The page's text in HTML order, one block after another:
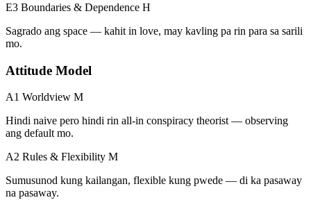
E3 Boundaries & Dependence H
Sagrado ang space — kahit in love, may kavling pa rin para sa sarili
mo.
Attitude Model
A1 Worldview M
Hindi naive pero hindi rin all-in conspiracy theorist — observing
ang default mo.
A2 Rules & Flexibility M
Sumusunod kung kailangan, flexible kung pwede — di ka pasaway
na pasaway.